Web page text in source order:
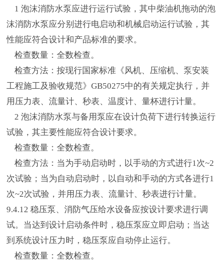
1 泡沫消防水泵应进行运行试验，其中柴油机拖动的泡
沫消防水泵应分别进行电启动和机械启动运行试验，其
性能应符合设计和产品标准的要求。
检查数量：全数检查。
检查方法：按现行国家标准《风机、压缩机、泵安装
工程施工及验收规范》GB50275中的有关规定执行，并
用压力表、流量计、秒表、温度计、量杯进行计量。
2 泡沫消防水泵与备用泵应在设计负荷下进行转换运行
试验，其主要性能应符合设计要求。
检查数量：全数检查。
检查方法：当为手动启动时，以手动的方式进行1次~2
次试验；当为自动启动时，以自动和手动的方式各进行1
次~2次试验，并用压力表、流量计、秒表进行计量。
9.4.12 稳压泵、消防气压给水设备应按设计要求进行调
试。当达到设计启动条件时，稳压泵应立即启动；当达
到系统设计压力时，稳压泵应自动停止运行。
检查数量：全数检查。